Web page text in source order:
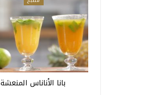
بانا الأناناس المنعشة